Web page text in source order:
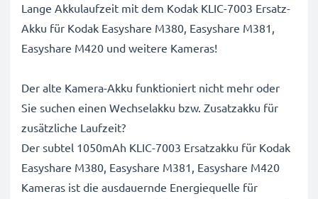
Lange Akkulaufzeit mit dem Kodak KLIC-7003 Ersatz-
Akku für Kodak Easyshare M380, Easyshare M381,
Easyshare M420 und weitere Kameras!
Der alte Kamera-Akku funktioniert nicht mehr oder
Sie suchen einen Wechselakku bzw. Zusatzakku für
zusätzliche Laufzeit?
Der subtel 1050mAh KLIC-7003 Ersatzakku für Kodak
Easyshare M380, Easyshare M381, Easyshare M420
Kameras ist die ausdauernde Energiequelle für